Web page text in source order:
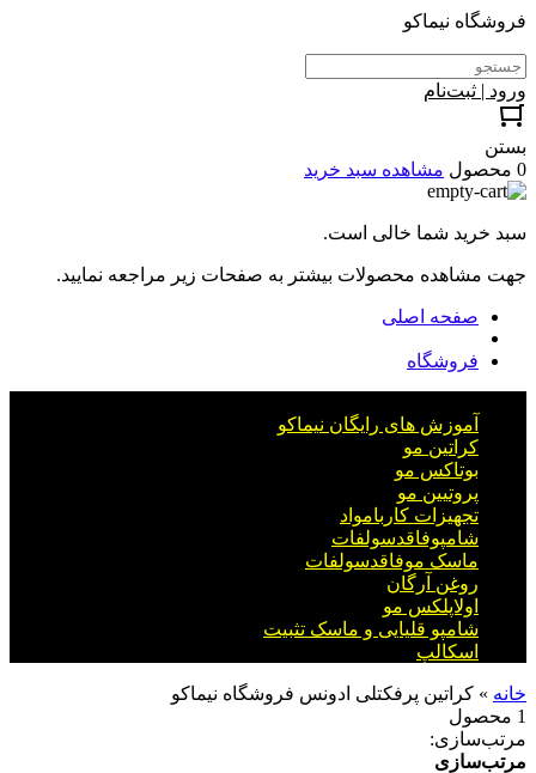
فروشگاه نیماکو
ورود | ثبت‌نام
بستن
0 محصول
مشاهده سبد خرید
سبد خرید شما خالی است.
جهت مشاهده محصولات بیشتر به صفحات زیر مراجعه نمایید.
صفحه اصلی
فروشگاه
آموزش های رایگان نیماکو
کراتین مو
بوتاکس مو
پروتیین مو
تجهیزات کاربامواد
شامپوفاقدسولفات
ماسک موفاقدسولفات
روغن آرگان
اولاپلکس مو
شامپو قلیایی و ماسک تثبیت
اسکالپ
خانه » کراتین پرفکتلی ادونس فروشگاه نیماکو
1 محصول
مرتب‌سازی:
مرتب‌سازی